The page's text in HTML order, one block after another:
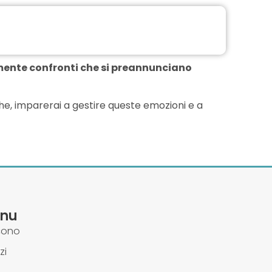
confronti che si preannunciano
imparerai a gestire queste emozioni e a